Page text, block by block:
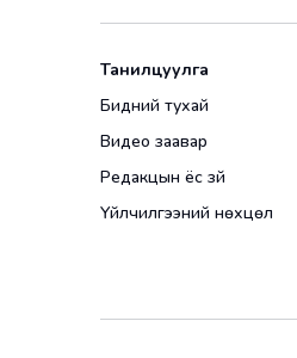
Танилцуулга
Бидний тухай
Видео заавар
Редакцын ёс зүй
Үйлчилгээний нөхцөл